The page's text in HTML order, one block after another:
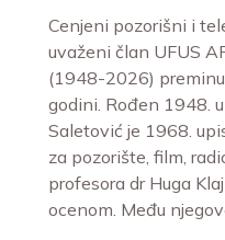
Cenjeni pozorišni i
uvaženi član UFUS
(1948-2026)
godini. Rođen 1948.
Saletović je 1968.
za pozorište, film,
profesora dr Huga
ocenom. Među